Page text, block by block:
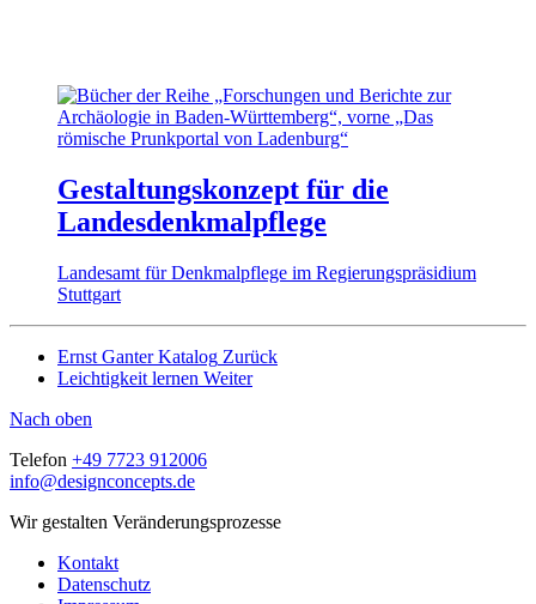
Gestaltungskonzept für die
Landesdenkmalpflege
Landesamt für Denkmalpflege im Regierungspräsidium
Stuttgart
Ernst Ganter Katalog Zurück
Leichtigkeit lernen Weiter
Nach oben
Telefon +49 7723 912006
info@designconcepts.de
Wir gestalten Veränderungsprozesse
Kontakt
Datenschutz